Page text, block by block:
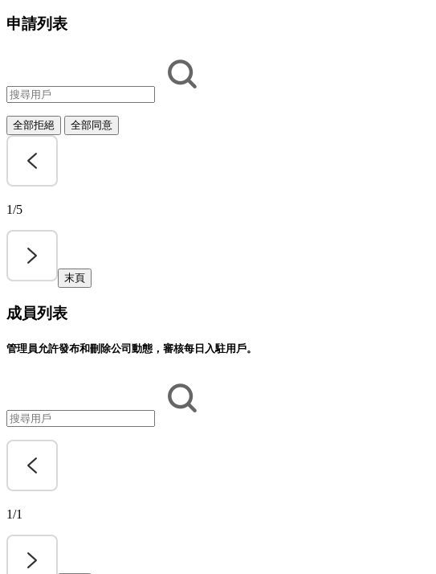
申請列表
全部拒絕 全部同意
1/5
末頁
成員列表
管理員允許發布和刪除公司動態，審核每日入駐用戶。
1/1